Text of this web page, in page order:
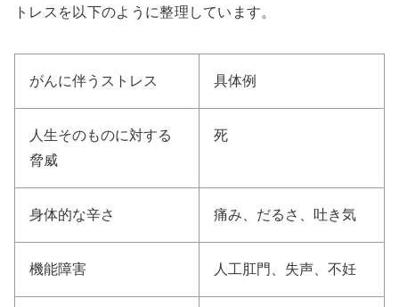
トレスを以下のように整理しています。
がんに伴うストレス 具体例
人生そのものに対する
脅威
死
身体的な辛さ 痛み、だるさ、吐き気
機能障害 人工肛門、失声、不妊